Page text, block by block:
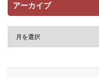
アーカイブ